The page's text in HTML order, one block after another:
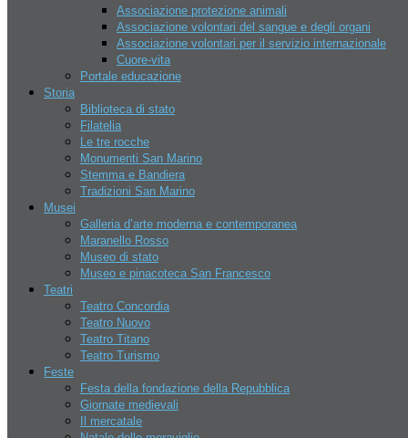
Associazione protezione animali
Associazione volontari del sangue e degli organi
Associazione volontari per il servizio internazionale
Cuore-vita
Portale educazione
Storia
Biblioteca di stato
Filatelia
Le tre rocche
Monumenti San Marino
Stemma e Bandiera
Tradizioni San Marino
Musei
Galleria d’arte moderna e contemporanea
Maranello Rosso
Museo di stato
Museo e pinacoteca San Francesco
Teatri
Teatro Concordia
Teatro Nuovo
Teatro Titano
Teatro Turismo
Feste
Festa della fondazione della Repubblica
Giornate medievali
Il mercatale
Relazioni internazionali
Economia
Aziende
Apri un azienda
Banche
Hotel
Contatti
Chi siamo
Disclaimer
Lavoro
Assoc. nazionale dell’industria
Conf. democratica lavoratori
Organizzazione del lavoro
autonomo
Ricerca hotel